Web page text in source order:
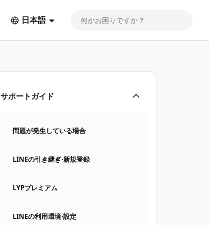
日本語
サポートガイド
問題が発生している場合
LINEの引き継ぎ⋅新規登録
LYPプレミアム
LINEの利用環境⋅設定